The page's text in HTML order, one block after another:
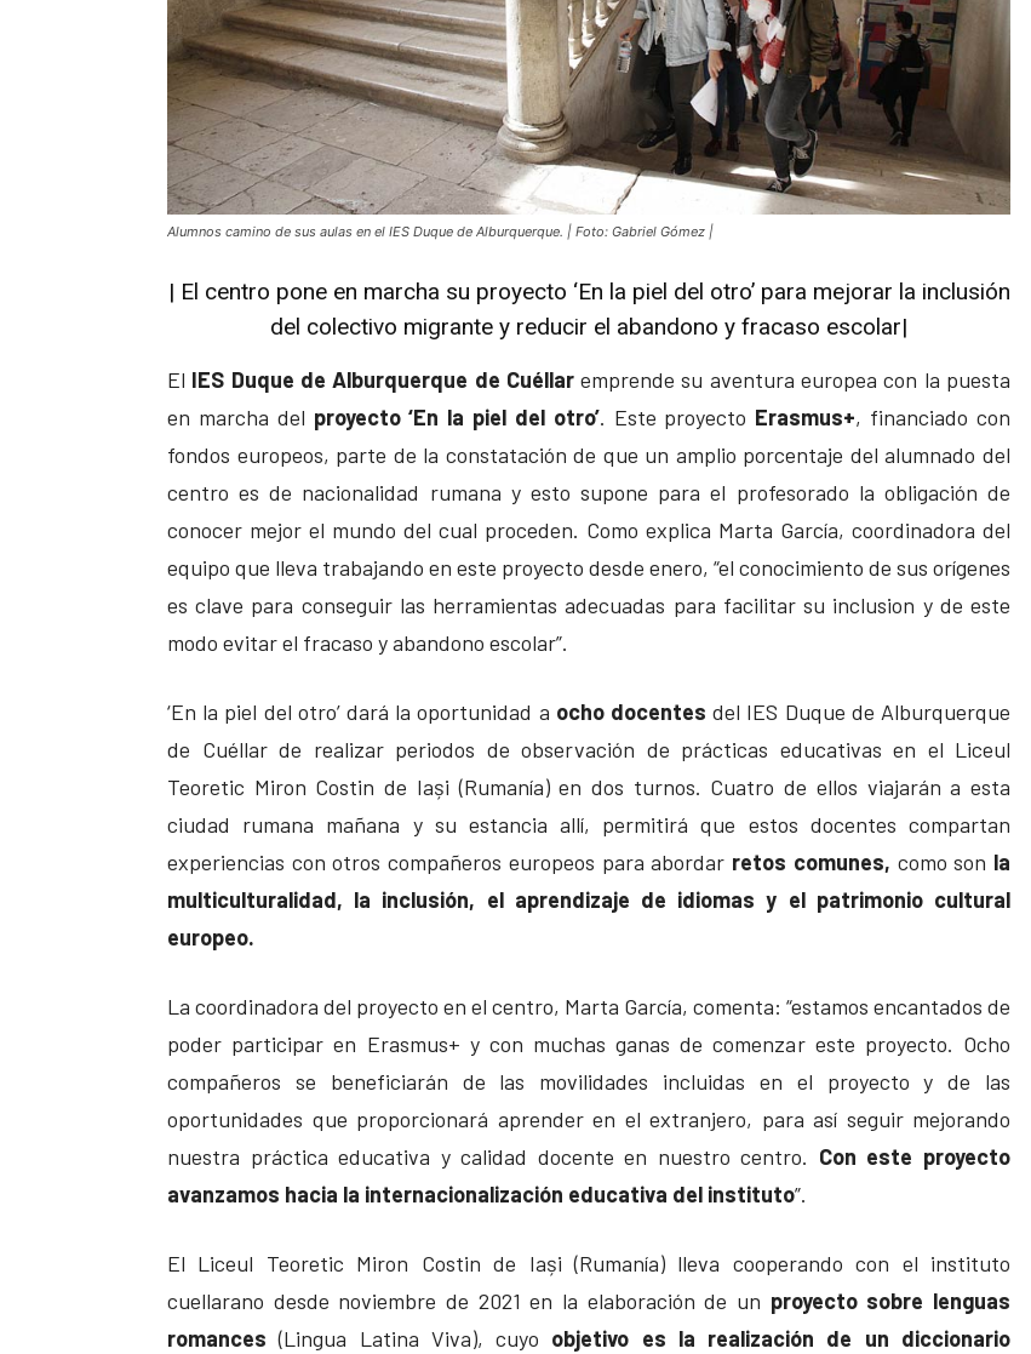
Alumnos camino de sus aulas en el IES Duque de Alburquerque. | Foto: Gabriel Gómez |
| El centro pone en marcha su proyecto ‘En la piel del otro’ para mejorar la inclusión
del colectivo migrante y reducir el abandono y fracaso escolar|
El IES Duque de Alburquerque de Cuéllaremprende su aventura europea con la puesta
en marcha del proyecto ‘En la piel del otro’. Este proyecto Erasmus+, financiado con
fondos europeos, parte de la constatación de que un amplio porcentaje del alumnado del
centro es de nacionalidad rumana y esto supone para el profesorado la obligación de
conocer mejor el mundo del cual proceden. Como explica Marta García, coordinadora del
equipo que lleva trabajando en este proyecto desde enero, “el conocimiento de sus orígenes
es clave para conseguir las herramientas adecuadas para facilitar su inclusion y de este
modo evitar el fracaso y abandono escolar”.
‘En la piel del otro’ dará la oportunidad a ocho docentes del IES Duque de Alburquerque
de Cuéllar de realizar periodos de observación de prácticas educativas en el Liceul
Teoretic Miron Costin de Iași (Rumanía) en dos turnos. Cuatro de ellos viajarán a esta
ciudad rumana mañana y su estancia allí, permitirá que estos docentes compartan
experiencias con otros compañeros europeos para abordar retos comunes, como son la
multiculturalidad, la inclusión, el aprendizaje de idiomas y el patrimonio cultural
europeo.
La coordinadora del proyecto en el centro, Marta García, comenta: “estamos encantados de
poder participar en Erasmus+ y con muchas ganas de comenzar este proyecto. Ocho
compañeros se beneficiarán de las movilidades incluidas en el proyecto y de las
oportunidades que proporcionará aprender en el extranjero, para así seguir mejorando
nuestra práctica educativa y calidad docente en nuestro centro. Con este proyecto
avanzamos hacia la internacionalización educativa del instituto”.
El Liceul Teoretic Miron Costin de Iași (Rumanía) lleva cooperando con el instituto
cuellarano desde noviembre de 2021 en la elaboración de un proyecto sobre lenguas
romances (Lingua Latina Viva), cuyo objetivo es la realización de un diccionario